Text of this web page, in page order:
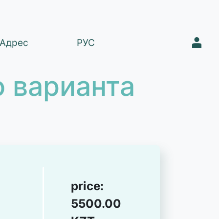
Адрес РУС 1
price:
5500.00